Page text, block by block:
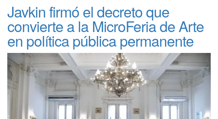
Javkin firmó el decreto que
convierte a la MicroFeria de Arte
en política pública permanente